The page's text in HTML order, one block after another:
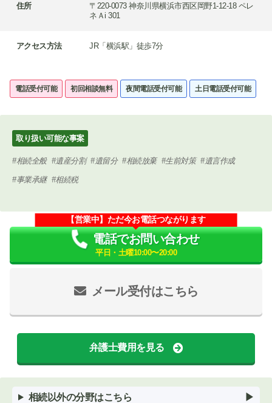
住所
〒220-0073 神奈川県横浜市西区岡野1-12-18 ペレ
ネＡi 301
アクセス方法 JR「横浜駅」徒歩7分
電話受付可能 初回相談無料 夜間電話受付可能 土日電話受付可能
取り扱い可能な事案
相続全般 遺産分割 遺留分 相続放棄 生前対策 遺言作成
事業承継 相続税
メール受付はこちら
【営業中】ただ今お電話つながります
電話でお問い合わせ
平日・土曜10:00〜20:00
弁護士費用を見る
相続以外の分野はこちら